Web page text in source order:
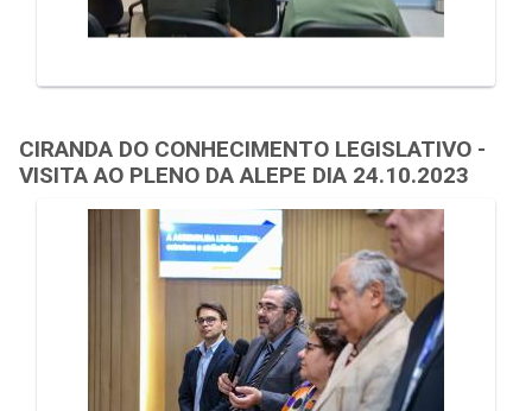
CIRANDA DO CONHECIMENTO LEGISLATIVO -
VISITA AO PLENO DA ALEPE DIA 24.10.2023
Galeria de Mídias